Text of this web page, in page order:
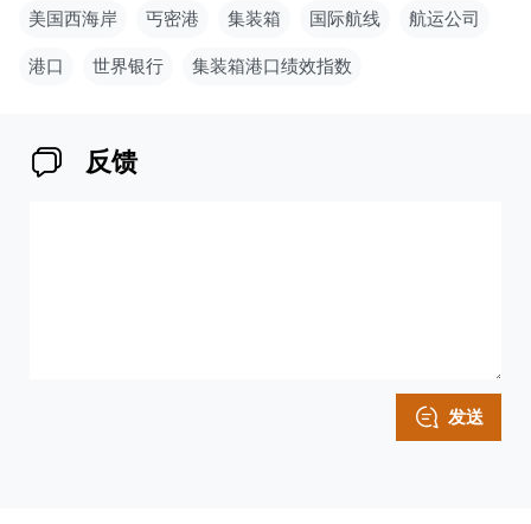
美国西海岸 丐密港 集装箱 国际航线 航运公司
港口 世界银行 集装箱港口绩效指数
反馈
发送